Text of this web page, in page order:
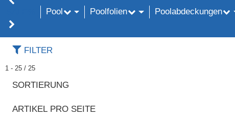
Pool Poolfolien Poolabdeckungen
FILTER
1 - 25 / 25
SORTIERUNG
ARTIKEL PRO SEITE